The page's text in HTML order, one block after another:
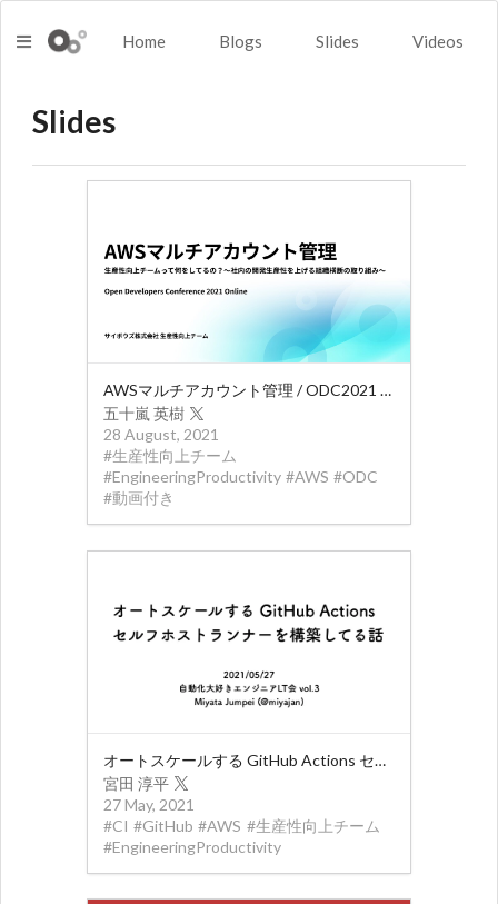
Home Blogs Slides Videos
Slides
AWSマルチアカウント管理 / ODC2021 Online
五十嵐 英樹
28 August, 2021
#生産性向上チーム
#EngineeringProductivity #AWS #ODC
#動画付き
オートスケールする GitHub Actions セルフホストランナーを構築してる話
宮田 淳平
27 May, 2021
#CI #GitHub #AWS #生産性向上チーム
#EngineeringProductivity